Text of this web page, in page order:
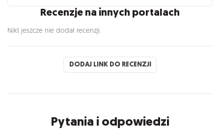
Recenzje na innych portalach
Nikt jeszcze nie dodał recenzji.
DODAJ LINK DO RECENZJI
Pytania i odpowiedzi